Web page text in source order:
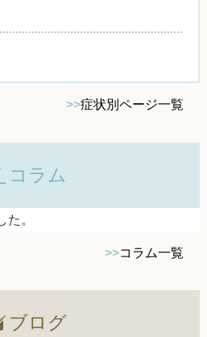
>>症状別ページ一覧
コラム
。
>>コラム一覧
ブログ